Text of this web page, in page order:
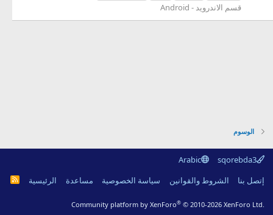
قسم الاندرويد - Android
الوسوم
sqorebda3
Arabic
إتصل بنا
الشروط والقوانين سياسة الخصوصية مساعدة الرئيسية
R
Community platform by XenForo® © 2010-2026 XenForo Ltd.